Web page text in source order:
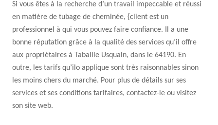
Si vous êtes à la recherche d’un travail impeccable et réussi
en matière de tubage de cheminée, {client est un
professionnel à qui vous pouvez faire confiance. Il a une
bonne réputation grâce à la qualité des services qu’il offre
aux propriétaires à Tabaille Usquain, dans le 64190. En
outre, les tarifs qu’ilo applique sont très raisonnables sinon
les moins chers du marché. Pour plus de détails sur ses
services et ses conditions tarifaires, contactez-le ou visitez
son site web.